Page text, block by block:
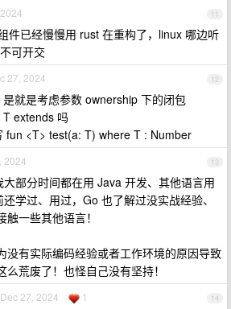
11
件已经慢慢用 rust 在重构了，linux 哪边听
可开交
12
27, 2024
就是考虑参数 ownership 下的闭包
extends 吗
fun <T> test(a: T) where T : Number
13
2024
大部分时间都在用 Java 开发、其他语言用
学过、用过，Go 也了解过没实战经验、
一些其他语言！
没有实际编码经验或者工作环境的原因导致
荒废了！也怪自己没有坚持！
14
Dec 27, 2024 1